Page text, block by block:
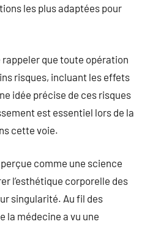
les plus adaptées pour
rappeler que toute opération
risques, incluant les effets
idée précise de ces risques
est essentiel lors de la
cette voie.
comme une science
l’esthétique corporelle des
singularité. Au fil des
la médecine a vu une